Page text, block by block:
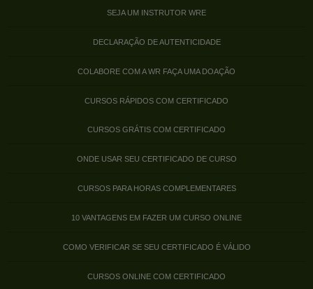
SEJA UM INSTRUTOR WRE
DECLARAÇÃO DE AUTENTICIDADE
COLABORE COM A WR FAÇA UMA DOAÇÃO
CURSOS RÁPIDOS COM CERTIFICADO
CURSOS GRÁTIS COM CERTIFICADO
ONDE USAR SEU CERTIFICADO DE CURSO
CURSOS PARA HORAS COMPLEMENTARES
10 VANTAGENS EM FAZER UM CURSO ONLINE
COMO VERIFICAR SE SEU CERTIFICADO É VÁLIDO
CURSOS ONLINE COM CERTIFICADO